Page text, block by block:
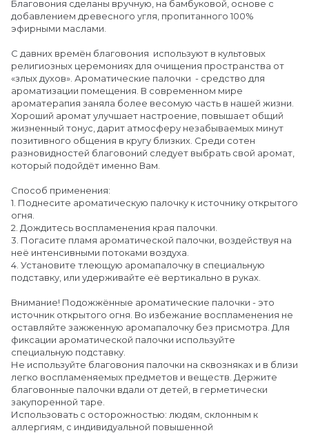
Благовония сделаны вручную, на бамбуковой, основе с
добавлением древесного угля, пропитанного 100%
эфирными маслами.
С давних времён благовония используют в культовых
религиозных церемониях для очищения пространства от
«злых духов». Ароматические палочки - средство для
ароматизации помещения. В современном мире
ароматерапия заняла более весомую часть в нашей жизни.
Хороший аромат улучшает настроение, повышает общий
жизненный тонус, дарит атмосферу незабываемых минут
позитивного общения в кругу близких. Среди сотен
разновидностей благовоний следует выбрать свой аромат,
который подойдёт именно Вам.
Способ применения:
1. Поднесите ароматическую палочку к источнику открытого
огня.
2. Дождитесь воспламенения края палочки.
3. Погасите пламя ароматической палочки, воздействуя на
неё интенсивными потоками воздуха.
4. Установите тлеющую аромапалочку в специальную
подставку, или удерживайте её вертикально в руках.
Внимание! Подожжённые ароматические палочки - это
источник открытого огня. Во избежание воспламенения не
оставляйте зажженную аромапалочку без присмотра. Для
фиксации ароматической палочки используйте
специальную подставку.
Не используйте благовония палочки на сквозняках и в близи
легко воспламеняемых предметов и веществ. Держите
благовонные палочки вдали от детей, в герметически
закупоренной таре.
Использовать с осторожностью: людям, склонным к
аллергиям, с индивидуальной повышенной